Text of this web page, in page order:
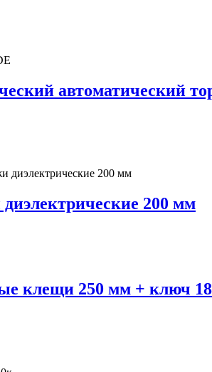
автоматический
200 мм
клещи 250 мм + ключ